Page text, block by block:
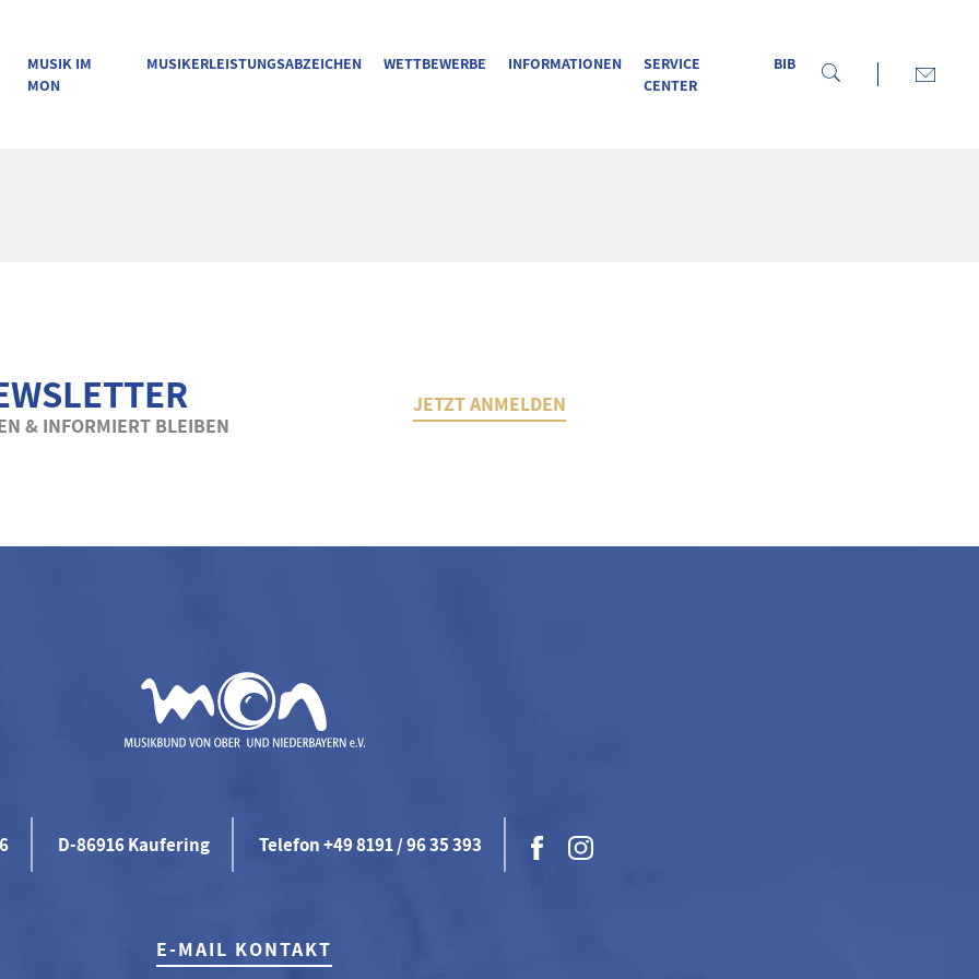
MUSIK IM
MON
MUSIKERLEISTUNGSABZEICHEN WETTBEWERBE INFORMATIONEN
SERVICE
CENTER
BIB
& INFORMIERT BLEIBEN
JETZT ANMELDEN
D-86916 Kaufering Telefon +49 8191 / 96 35 393
E-MAIL KONTAKT